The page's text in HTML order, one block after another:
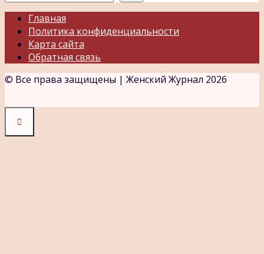
Главная
Политика конфиденциальности
Карта сайта
Обратная связь
© Все права защищены | Женский Журнал 2026